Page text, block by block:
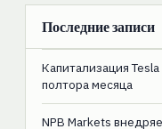
Последние записи
Капитализация
полтора месяца
NPB Markets